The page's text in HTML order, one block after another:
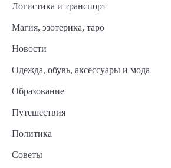
Логистика и транспорт
Магия, эзотерика, таро
Новости
Одежда, обувь, аксессуары и мода
Образование
Путешествия
Политика
Советы